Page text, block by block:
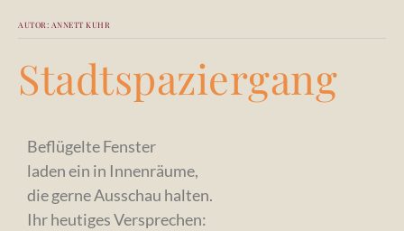
main
main
AUTOR: ANNETT KUHR
Stadtspaziergang
Beflügelte Fenster
laden ein in Innenräume,
die gerne Ausschau halten.
Ihr heutiges Versprechen: